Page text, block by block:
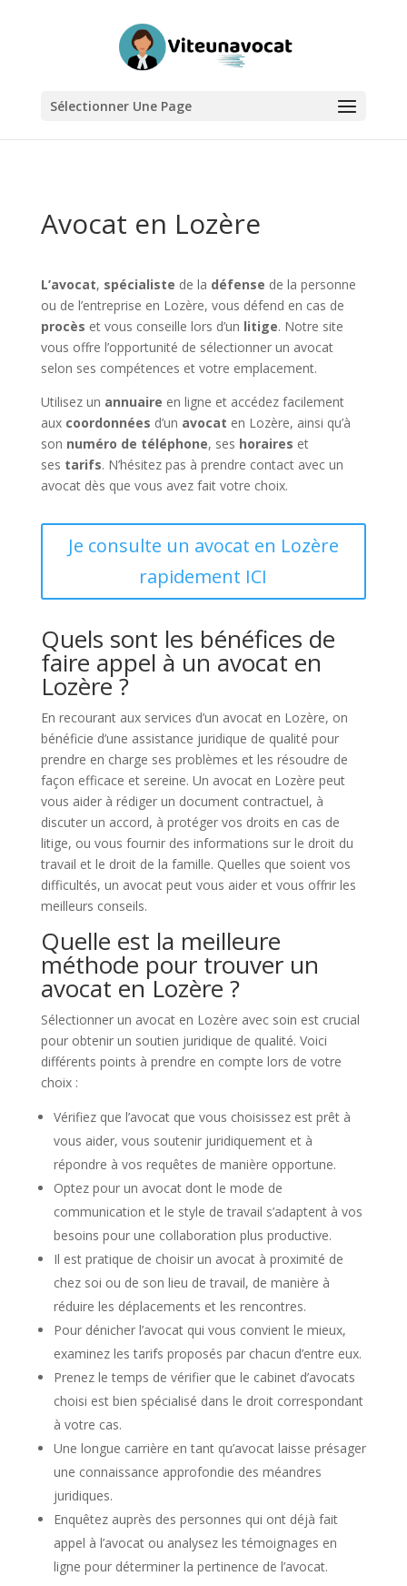
Sélectionner Une Page
Avocat en Lozère
L’avocat, spécialiste de la défense de la personne
ou de l’entreprise en Lozère, vous défend en cas de
procès et vous conseille lors d’un litige. Notre site
vous offre l’opportunité de sélectionner un avocat
selon ses compétences et votre emplacement.
Utilisez un annuaire en ligne et accédez facilement
aux coordonnées d’un avocat en Lozère, ainsi qu’à
son numéro de téléphone, ses horaires et
ses tarifs. N’hésitez pas à prendre contact avec un
avocat dès que vous avez fait votre choix.
Je consulte un avocat en Lozère
rapidement ICI
Quels sont les bénéfices de
faire appel à un avocat en
Lozère ?
En recourant aux services d’un avocat en Lozère, on
bénéficie d’une assistance juridique de qualité pour
prendre en charge ses problèmes et les résoudre de
façon efficace et sereine. Un avocat en Lozère peut
vous aider à rédiger un document contractuel, à
discuter un accord, à protéger vos droits en cas de
litige, ou vous fournir des informations sur le droit du
travail et le droit de la famille. Quelles que soient vos
difficultés, un avocat peut vous aider et vous offrir les
meilleurs conseils.
Quelle est la meilleure
méthode pour trouver un
avocat en Lozère ?
Sélectionner un avocat en Lozère avec soin est crucial
pour obtenir un soutien juridique de qualité. Voici
différents points à prendre en compte lors de votre
choix :
Vérifiez que l’avocat que vous choisissez est prêt à
vous aider, vous soutenir juridiquement et à
répondre à vos requêtes de manière opportune.
Optez pour un avocat dont le mode de
communication et le style de travail s’adaptent à vos
besoins pour une collaboration plus productive.
Il est pratique de choisir un avocat à proximité de
chez soi ou de son lieu de travail, de manière à
réduire les déplacements et les rencontres.
Pour dénicher l’avocat qui vous convient le mieux,
examinez les tarifs proposés par chacun d’entre eux.
Prenez le temps de vérifier que le cabinet d’avocats
choisi est bien spécialisé dans le droit correspondant
à votre cas.
Une longue carrière en tant qu’avocat laisse présager
une connaissance approfondie des méandres
juridiques.
Enquêtez auprès des personnes qui ont déjà fait
appel à l’avocat ou analysez les témoignages en
ligne pour déterminer la pertinence de l’avocat.